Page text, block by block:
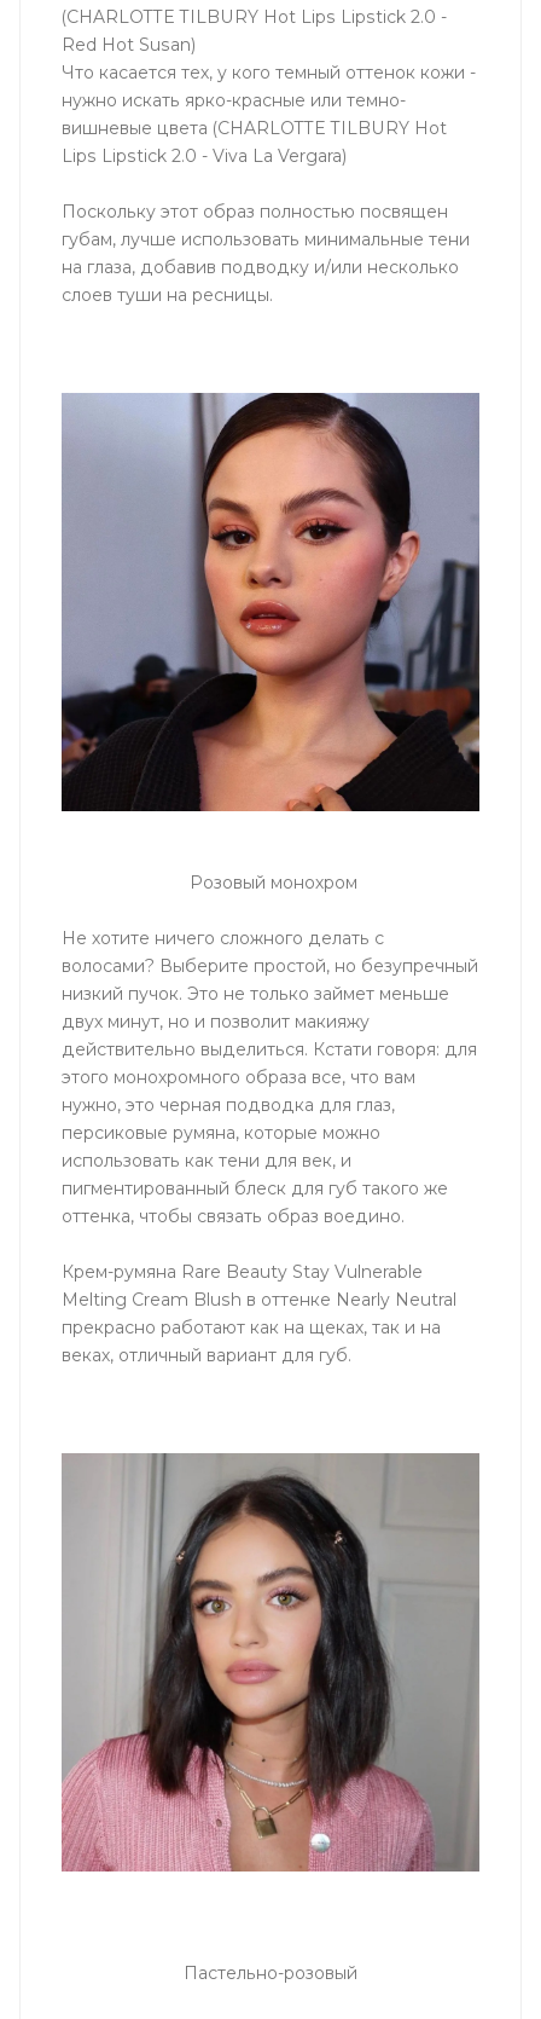
(CHARLOTTE TILBURY Hot Lips Lipstick 2.0 -
Red Hot Susan)
Что касается тех, у кого темный оттенок кожи -
нужно искать ярко-красные или темно-
вишневые цвета (CHARLOTTE TILBURY Hot
Lips Lipstick 2.0 - Viva La Vergara)
Поскольку этот образ полностью посвящен
губам, лучше использовать минимальные тени
на глаза, добавив подводку и/или несколько
слоев туши на ресницы.
Розовый монохром
Не хотите ничего сложного делать с
волосами? Выберите простой, но безупречный
низкий пучок. Это не только займет меньше
двух минут, но и позволит макияжу
действительно выделиться. Кстати говоря: для
этого монохромного образа все, что вам
нужно, это черная подводка для глаз,
персиковые румяна, которые можно
использовать как тени для век, и
пигментированный блеск для губ такого же
оттенка, чтобы связать образ воедино.
Крем-румяна Rare Beauty Stay Vulnerable
Melting Cream Blush в оттенке Nearly Neutral
прекрасно работают как на щеках, так и на
веках, отличный вариант для губ.
Пастельно-розовый